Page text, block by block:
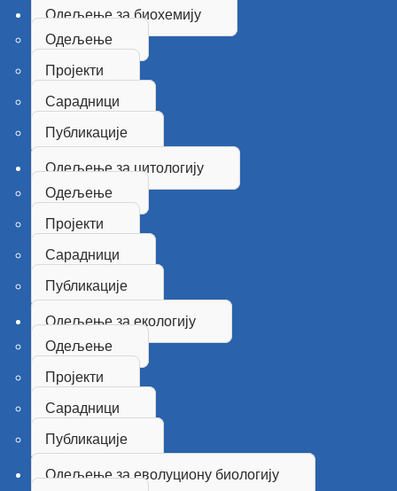
Одељење за биохемију
Одељење
Пројекти
Сарадници
Публикације
Одељење за цитологију
Одељење
Пројекти
Сарадници
Публикације
Одељење за екологију
Одељење
Пројекти
Сарадници
Публикације
Одељење за еволуциону биологију